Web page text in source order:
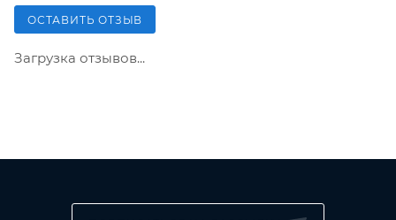
ОСТАВИТЬ ОТЗЫВ
Загрузка отзывов...